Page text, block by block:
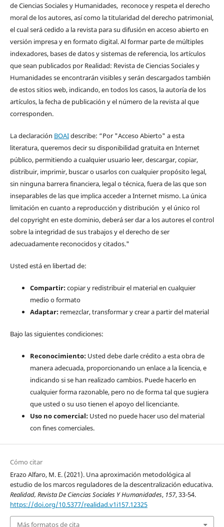
de Ciencias Sociales y Humanidades, reconoce y respeta el derecho
moral de los autores, así como la titularidad del derecho patrimonial,
el cual será cedido a la revista para su difusión en acceso abierto en
versión impresa y en formato digital. Al formar parte de múltiples
indexadores, bases de datos y sistemas de referencia, los artículos
que sean publicados por Realidad: Revista de Ciencias Sociales y
Humanidades se encontrarán visibles y serán descargados también
de estos sitios web, indicando, en todos los casos, la autoría de los
artículos, la fecha de publicación y el número de la revista al que
corresponden.
La declaración BOAIdescribe: “Por "Acceso Abierto" a esta
literatura, queremos decir su disponibilidad gratuita en Internet
público, permitiendo a cualquier usuario leer, descargar, copiar,
distribuir, imprimir, buscar o usarlos con cualquier propósito legal,
sin ninguna barrera financiera, legal o técnica, fuera de las que son
inseparables de las que implica acceder a Internet mismo. La única
limitación en cuanto a reproducción y distribución y el único rol
del copyright en este dominio, deberá ser dar a los autores el control
sobre la integridad de sus trabajos y el derecho de ser
adecuadamente reconocidos y citados."
Usted está en libertad de:
Compartir:copiar y redistribuir el material en cualquier
medio o formato
Adaptar:remezclar, transformar y crear a partir del material
Bajo las siguientes condiciones:
Reconocimiento:Usted debe darle crédito a esta obra de
manera adecuada, proporcionando un enlace a la licencia, e
indicando si se han realizado cambios. Puede hacerlo en
cualquier forma razonable, pero no de forma tal que sugiera
que usted o su uso tienen el apoyo del licenciante.
Uso no comercial:Usted no puede hacer uso del material
con fines comerciales.
Cómo citar
Erazo Alfaro, M. E. (2021). Una aproximación metodológica al
estudio de los marcos reguladores de la descentralización educativa.
Realidad, Revista De Ciencias Sociales Y Humanidades, 157, 33-54.
https://doi.org/10.5377/realidad.v1i157.12325
Más formatos de cita